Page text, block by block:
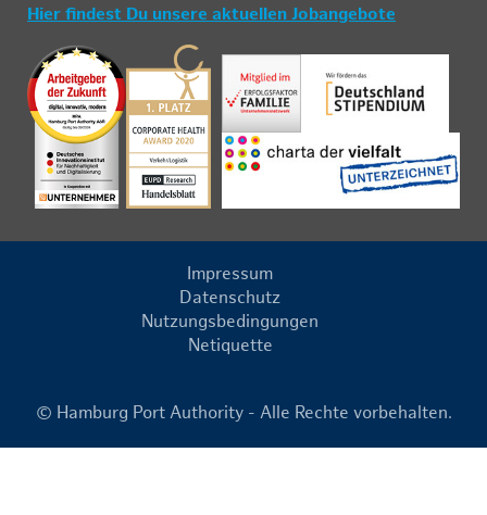
Hier findest Du unsere aktuellen Jobangebote
Impressum
Datenschutz
Nutzungsbedingungen
Netiquette
© Hamburg Port Authority - Alle Rechte vorbehalten.